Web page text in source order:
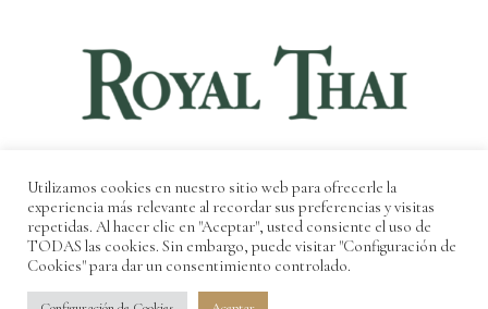
Utilizamos cookies en nuestro sitio web para ofrecerle la
experiencia más relevante al recordar sus preferencias y visitas
repetidas. Al hacer clic en "Aceptar", usted consiente el uso de
TODAS las cookies. Sin embargo, puede visitar "Configuración de
Cookies" para dar un consentimiento controlado.